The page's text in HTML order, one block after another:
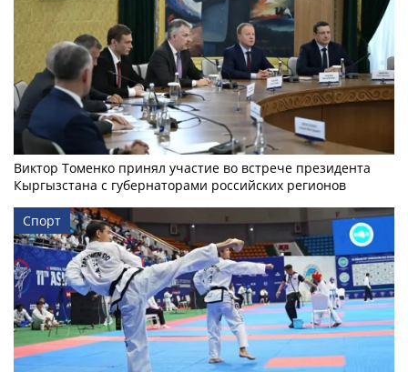
Виктор Томенко принял участие во встрече президента
Кыргызстана с губернаторами российских регионов
Спорт